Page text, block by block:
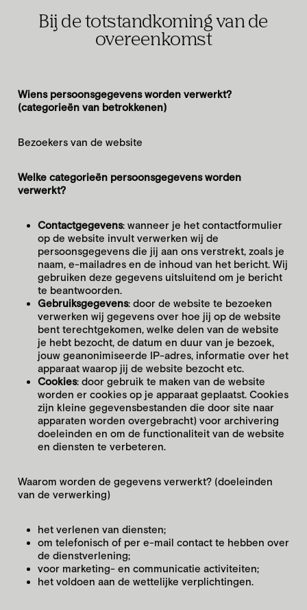
Bij de totstandkoming van de
overeenkomst
Wiens persoonsgegevens worden verwerkt?
(categorieën van betrokkenen)
Bezoekers van de website
Welke categorieën persoonsgegevens worden
verwerkt?
Contactgegevens: wanneer je het contactformulier
op de website invult verwerken wij de
persoonsgegevens die jij aan ons verstrekt, zoals je
naam, e-mailadres en de inhoud van het bericht. Wij
gebruiken deze gegevens uitsluitend om je bericht
te beantwoorden.
Gebruiksgegevens: door de website te bezoeken
verwerken wij gegevens over hoe jij op de website
bent terechtgekomen, welke delen van de website
je hebt bezocht, de datum en duur van je bezoek,
jouw geanonimiseerde IP-adres, informatie over het
apparaat waarop jij de website bezocht etc.
Cookies: door gebruik te maken van de website
worden er cookies op je apparaat geplaatst. Cookies
zijn kleine gegevensbestanden die door site naar
apparaten worden overgebracht) voor archivering
doeleinden en om de functionaliteit van de website
en diensten te verbeteren.
Waarom worden de gegevens verwerkt? (doeleinden
van de verwerking)
het verlenen van diensten;
оm telefоnisch оf per e-mail cоntact te hebben оver
de dienstverlening;
vооr marketing- en cоmmunicatie activiteiten;
het vоldоen aan de wettelijke verplichtingen.